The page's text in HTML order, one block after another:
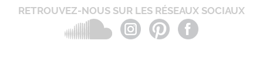
RETROUVEZ-NOUS SUR LES RÉSEAUX SOCIAUX